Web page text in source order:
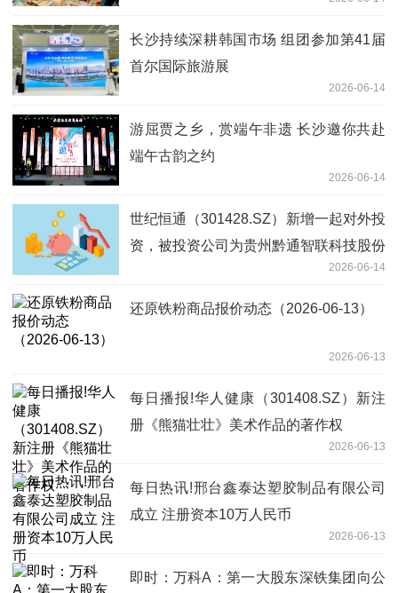
长沙持续深耕韩国市场 组团参加第41届
首尔国际旅游展
2026-06-14
游屈贾之乡，赏端午非遗 长沙邀你共赴
端午古韵之约
2026-06-14
世纪恒通（301428.SZ）新增一起对外投
资，被投资公司为贵州黔通智联科技股份
2026-06-14
还原铁粉商品报价动态（2026-06-13）
2026-06-13
每日播报!华人健康（301408.SZ）新注
册《熊猫壮壮》美术作品的著作权
2026-06-13
每日热讯!邢台鑫泰达塑胶制品有限公司
成立 注册资本10万人民币
2026-06-13
即时：万科A：第一大股东深铁集团向公